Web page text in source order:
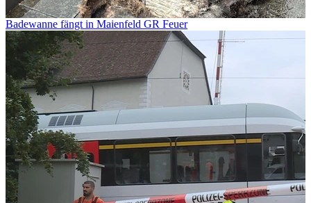
Badewanne fängt in Maienfeld GR Feuer